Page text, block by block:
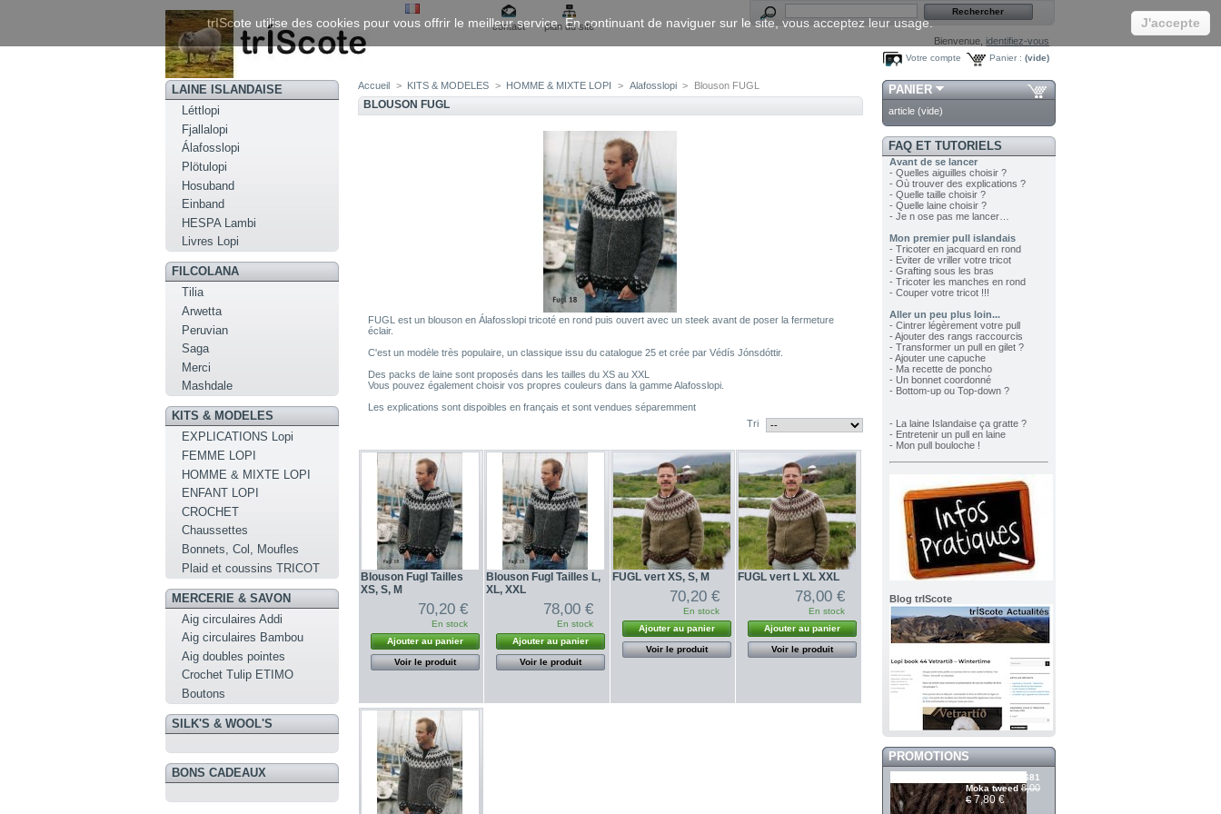
contact
plan du site
Bienvenue, identifiez-vous
Panier : (vide)
Votre compte
LAINE ISLANDAISE
Léttlopi
Fjallalopi
Álafosslopi
Plötulopi
Hosuband
Einband
HESPA Lambi
Livres Lopi
FILCOLANA
Tilia
Arwetta
Peruvian
Saga
Merci
Mashdale
KITS & MODELES
EXPLICATIONS Lopi
FEMME LOPI
HOMME & MIXTE LOPI
ENFANT LOPI
CROCHET
Chaussettes
Bonnets, Col, Moufles
Plaid et coussins TRICOT
MERCERIE & SAVON
Aig circulaires Addi
Aig circulaires Bambou
Aig doubles pointes
Crochet Tulip ETIMO
Boutons
SILK'S & WOOL'S
BONS CADEAUX
Accueil > KITS & MODELES > HOMME & MIXTE LOPI > Alafosslopi > Blouson FUGL
BLOUSON FUGL
FUGL est un blouson en Álafosslopi tricoté en rond puis ouvert avec un steek avant de poser la fermeture
éclair.
C'est un modèle très populaire, un classique issu du catalogue 25 et crée par Védís Jónsdóttir.
Des packs de laine sont proposés dans les tailles du XS au XXL
Vous pouvez également choisir vos propres couleurs dans la gamme Alafosslopi.
Les explications sont dispoibles en français et sont vendues séparemment
Tri
Blouson Fugl Tailles
XS, S, M
70,20 €
En stock
Ajouter au panier
Voir le produit
Blouson Fugl Tailles L,
XL, XXL
78,00 €
En stock
Ajouter au panier
Voir le produit
FUGL vert XS, S, M
70,20 €
En stock
Ajouter au panier
Voir le produit
FUGL vert L XL XXL
78,00 €
En stock
Ajouter au panier
Voir le produit
PANIER
article (vide)
FAQ ET TUTORIELS
Avant de se lancer
- Quelles aiguilles choisir ?
- Où trouver des explications ?
- Quelle taille choisir ?
- Quelle laine choisir ?
- Je n ose pas me lancer…
Mon premier pull islandais
- Tricoter en jacquard en rond
- Eviter de vriller votre tricot
- Grafting sous les bras
- Tricoter les manches en rond
- Couper votre tricot !!!
Aller un peu plus loin...
- Cintrer légèrement votre pull
- Ajouter des rangs raccourcis
- Transformer un pull en gilet ?
- Ajouter une capuche
- Ma recette de poncho
- Un bonnet coordonné
- Bottom-up ou Top-down ?
- La laine Islandaise ça gratte ?
- Entretenir un pull en laine
- Mon pull bouloche !
Blog trIScote
PROMOTIONS
Álafosslopi 2681
Moka tweed8,00
€ 7,80 €
trIScote utilise des cookies pour vous offrir le meilleur service. En continuant de naviguer sur le site, vous acceptez leur usage. J'accepte